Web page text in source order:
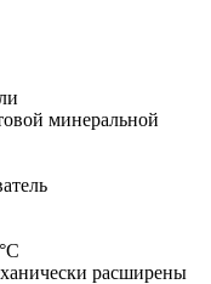
минеральной
расширены